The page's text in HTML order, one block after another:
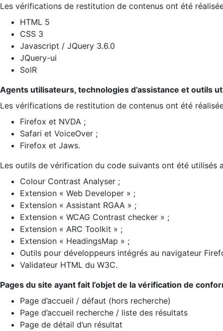
Les vérifications de restitution de contenus ont été
HTML 5
CSS 3
Javascript / JQuery 3.6.0
JQuery-ui
SolR
Agents utilisateurs, technologies d’assistance et outils
Les vérifications de restitution de contenus ont été
Firefox et NVDA ;
Safari et VoiceOver ;
Firefox et Jaws.
Les outils de vérification du code suivants ont été utilisés
Colour Contrast Analyser ;
Extension « Web Developer » ;
Extension « Assistant RGAA » ;
Extension « WCAG Contrast checker » ;
Extension « ARC Toolkit » ;
Extension « HeadingsMap » ;
Outils pour développeurs intégrés au navigateur
Validateur HTML du W3C.
Pages du site ayant fait l’objet de la vérification de
Page d’accueil / défaut (hors recherche)
Page d’accueil recherche / liste des résultats
Page de détail d’un résultat